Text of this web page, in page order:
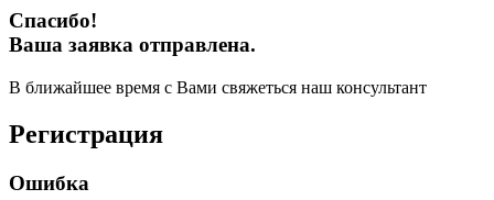
Спасибо!
Ваша заявка отправлена.
В ближайшее время с Вами свяжеться наш консультант
Регистрация
Ошибка